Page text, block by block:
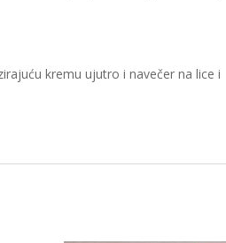
kremu ujutro i navečer na lice i